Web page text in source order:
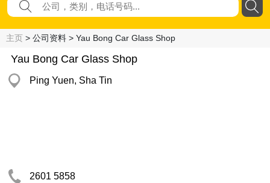
主页 > 公司资料 > Yau Bong Car Glass Shop
Yau Bong Car Glass Shop
Ping Yuen, Sha Tin
2601 5858